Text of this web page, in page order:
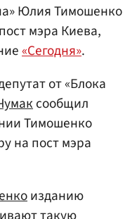
Юлия Тимошенко
мэра Киева,
«Сегодня».
от «Блока
сообщил
Тимошенко
на пост мэра
изданию